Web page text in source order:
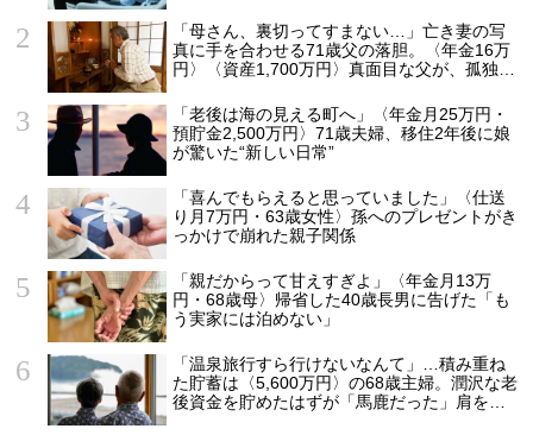
「母さん、裏切ってすまない…」亡き妻の写
真に手を合わせる71歳父の落胆。〈年金16万
円〉〈資産1,700万円〉真面目な父が、孤独の
「老後は海の見える町へ」〈年金月25万円・
預貯金2,500万円〉71歳夫婦、移住2年後に娘
が驚いた“新しい日常”
「喜んでもらえると思っていました」〈仕送
り月7万円・63歳女性〉孫へのプレゼントがき
っかけで崩れた親子関係
「親だからって甘えすぎよ」〈年金月13万
円・68歳母〉帰省した40歳長男に告げた「も
う実家には泊めない」
「温泉旅行すら行けないなんて」…積み重ね
た貯蓄は〈5,600万円〉の68歳主婦。潤沢な老
後資金を貯めたはずが「馬鹿だった」肩を落